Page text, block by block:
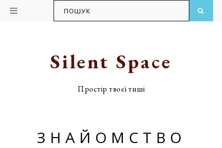
Skip
Skip
Silent Space
Простір твоєї тиші
ЗНАЙОМСТВО